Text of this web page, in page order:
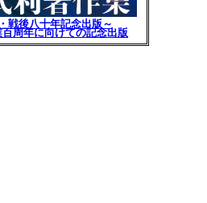
戦後八十年記念出版～
周年に向けての記念出版